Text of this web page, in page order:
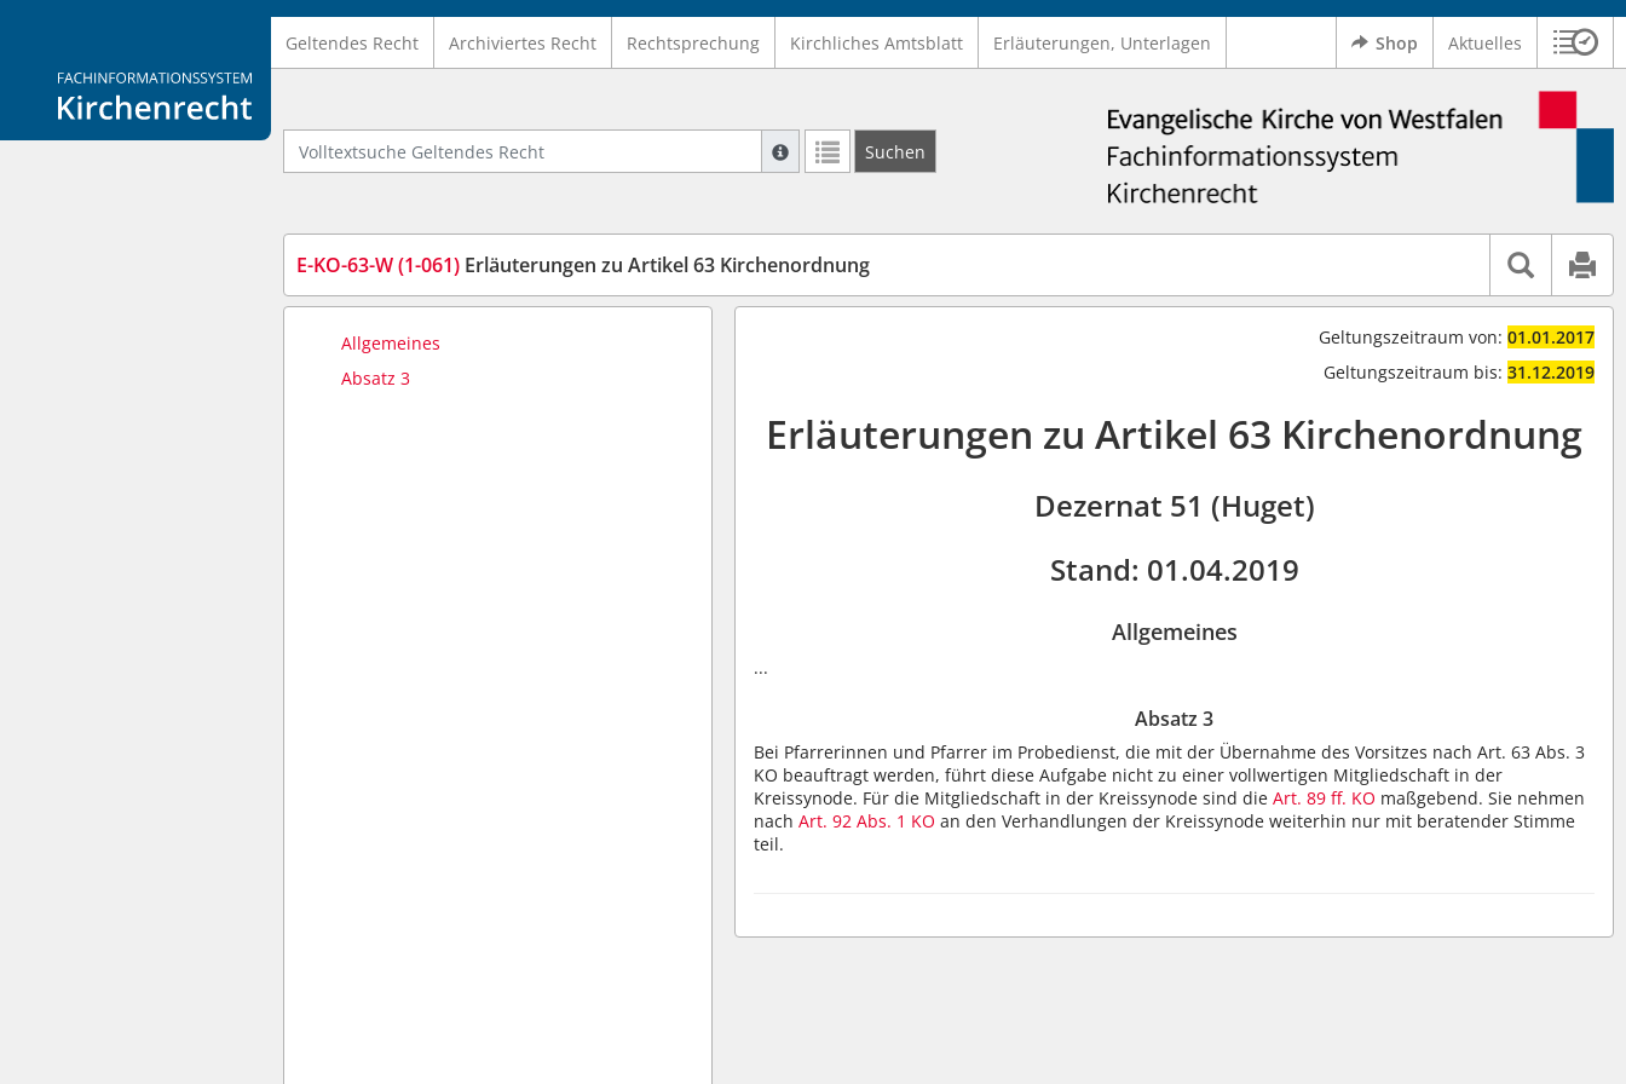
Logo Fachinformationssystem Kirchenrecht
Geltendes Recht Archiviertes Recht Rechtsprechung Kirchliches Amtsblatt Erläuterungen, Unterlagen Shop Aktuelles
Volltextsuche Geltendes Recht
Suche mit Platzhalter "*", Bsp. Pfarrer*, findet auch: "Pfarrerinitiative" oder "Pfarrerausschuss".
Weitere Suchoperatoren finden Sie in unserer Hilfe.
Suchen
E-KO-63-W (1-061) Erläuterungen zu Artikel 63 Kirchenordnung
Allgemeines
Absatz 3
Geltungszeitraum von: 01.01.2017
Geltungszeitraum bis: 31.12.2019
Erläuterungen zu Artikel 63 Kirchenordnung
Dezernat 51 (Huget)
Stand: 01.04.2019
Allgemeines
...
Absatz 3
Bei Pfarrerinnen und Pfarrer im Probedienst, die mit der Übernahme des Vorsitzes nach Art. 63 Abs. 3
KO beauftragt werden, führt diese Aufgabe nicht zu einer vollwertigen Mitgliedschaft in der
Kreissynode. Für die Mitgliedschaft in der Kreissynode sind dieArt. 89 ff. KO maßgebend. Sie nehmen
nachArt. 92 Abs. 1 KO an den Verhandlungen der Kreissynode weiterhin nur mit beratender Stimme
teil.